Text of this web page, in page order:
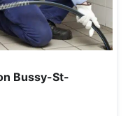
Bussy-St-